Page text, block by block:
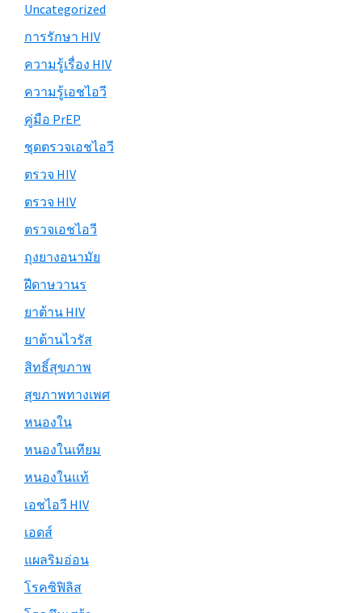
Uncategorized
การรักษา HIV
ความรู้เรื่อง HIV
ความรู้เอชไอวี
คู่มือ PrEP
ชุดตรวจเอชไอวี
ตรวจ HIV
ตรวจ HIV
ตรวจเอชไอวี
ถุงยางอนามัย
ฝีดาษวานร
ยาต้าน HIV
ยาต้านไวรัส
สิทธิ์สุขภาพ
สุขภาพทางเพศ
หนองใน
หนองในเทียม
หนองในแท้
เอชไอวี HIV
เอดส์
แผลริมอ่อน
โรคซิฟิลิส